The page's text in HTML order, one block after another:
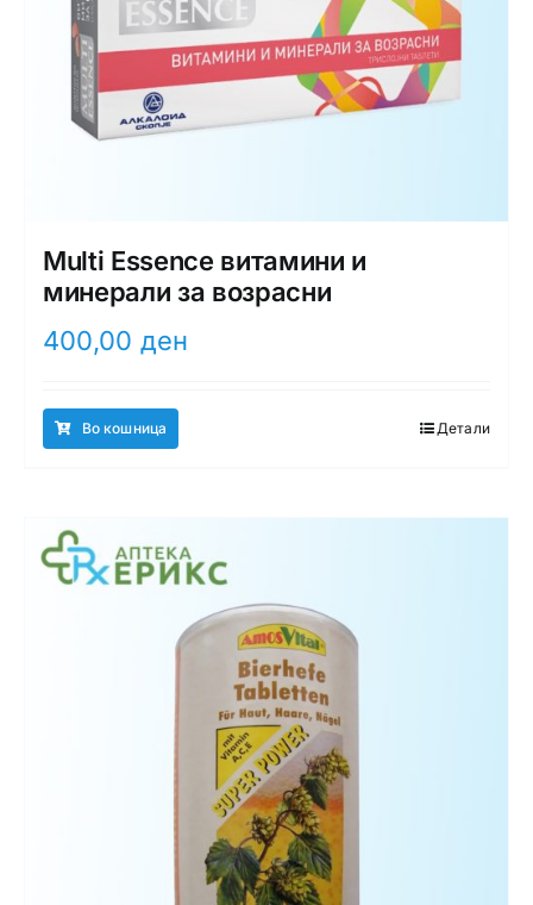
Multi Essence витамини и
минерали за возрасни
400,00 ден
Во кошница Детали